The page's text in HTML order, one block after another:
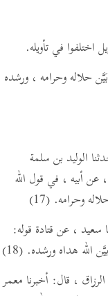
اختلفوا في تأويله.
حلاله وحرامه ، ورشده
الوليد بن سلمة
أبيه ، في قول الله
وحرامه. (17)
عن قتادة قوله:
الله هداه ورشده. (18)
، قال: أخبرنا معمر